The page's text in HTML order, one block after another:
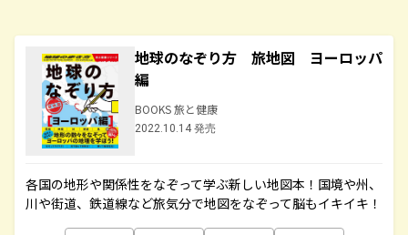
地球のなぞり方 旅地図 ヨーロッパ
編
BOOKS 旅と健康
2022.10.14 発売
各国の地形や関係性をなぞって学ぶ新しい地図本！国境や州、
川や街道、鉄道線など旅気分で地図をなぞって脳もイキイキ！